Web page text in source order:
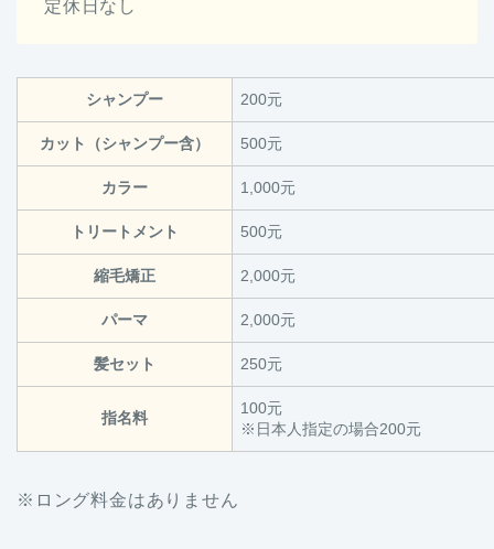
定休日なし
シャンプー 200元
カット（シャンプー含） 500元
カラー 1,000元
トリートメント 500元
縮毛矯正 2,000元
パーマ 2,000元
髪セット 250元
指名料
100元
※日本人指定の場合200元
※ロング料金はありません